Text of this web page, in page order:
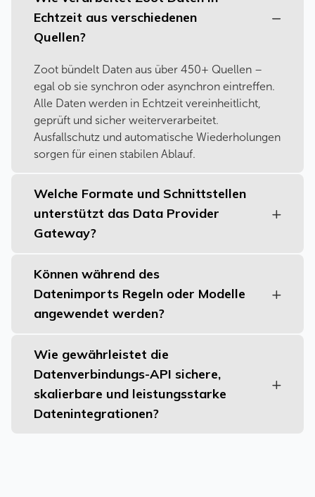
Echtzeit aus verschiedenen
Quellen?
Zoot bündelt Daten aus über 450+ Quellen –
egal ob sie synchron oder asynchron eintreffen.
Alle Daten werden in Echtzeit vereinheitlicht,
geprüft und sicher weiterverarbeitet.
Ausfallschutz und automatische Wiederholungen
sorgen für einen stabilen Ablauf.
Welche Formate und Schnittstellen
unterstützt das Data Provider
Gateway?
Können während des
Datenimports Regeln oder Modelle
angewendet werden?
Wie gewährleistet die
Datenverbindungs-API sichere,
skalierbare und leistungsstarke
Datenintegrationen?